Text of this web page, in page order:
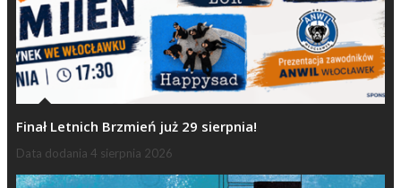
Finał Letnich Brzmień już 29 sierpnia!
Data dodania 4 sierpnia 2026